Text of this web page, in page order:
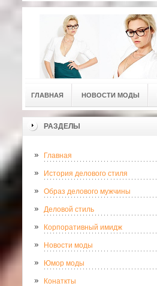
ГЛАВНАЯ НОВОСТИ МОДЫ
РАЗДЕЛЫ
Главная
История делового стиля
Образ делового мужчины
Деловой стиль
Корпоративный имидж
Новости моды
Юмор моды
Конаткты